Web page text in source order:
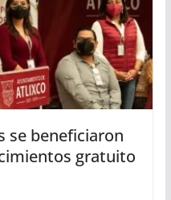
se beneficiaron
gratuito